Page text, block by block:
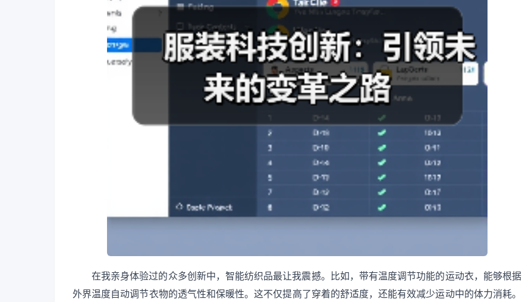
在我亲身体验过的众多创新中，智能纺织品最让我震撼。比如，带有温度调节功能的运动衣，能够根据
外界温度自动调节衣物的透气性和保暖性。这不仅提高了穿着的舒适度，还能有效减少运动中的体力消耗。